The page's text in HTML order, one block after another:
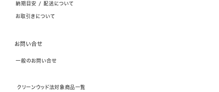
納期目安 / 配送について
お取引きについて
お問い合せ
一般のお問い合せ
クリーンウッド法対象商品一覧